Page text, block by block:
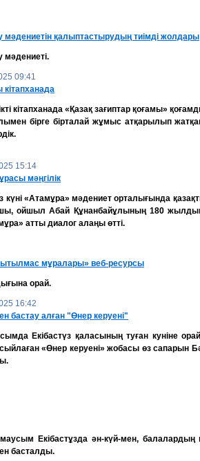
мәдениетін қалыптастырудың тиімді жолдары
мәдениеті.
09:41
кітапханада «Қазақ зағиптар қоғамы»
бірге бірталай жұмыс атқарылып
15:14
мәңгілік
күні «Атамұра» мәдениет орталығында
ойшыл Абай Құнанбайұлының 180
атты диалог алаңы өтті.
мұралары» веб-ресурсы
орай.
16:42
бастау алған "Өнер керуені"
Екібастүз қаласының туған куніне
сыйлаған «Өнер керуені» жобасы өз сапарын
Екібастұзда ән-күй-мен, балалардың
басталды.